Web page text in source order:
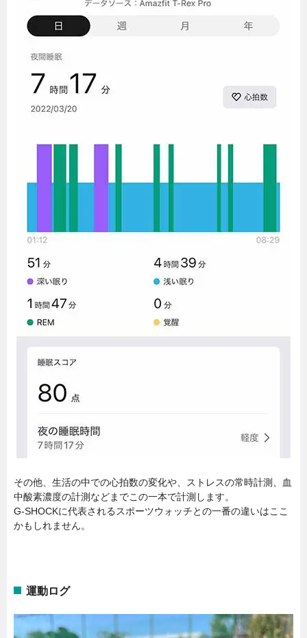
その他、生活の中での心拍数の変化や、ストレスの常時計測、血
中酸素濃度の計測などまでこの一本で計測します。
G-SHOCKに代表されるスポーツウォッチとの一番の違いはここ
かもしれません。
運動ログ